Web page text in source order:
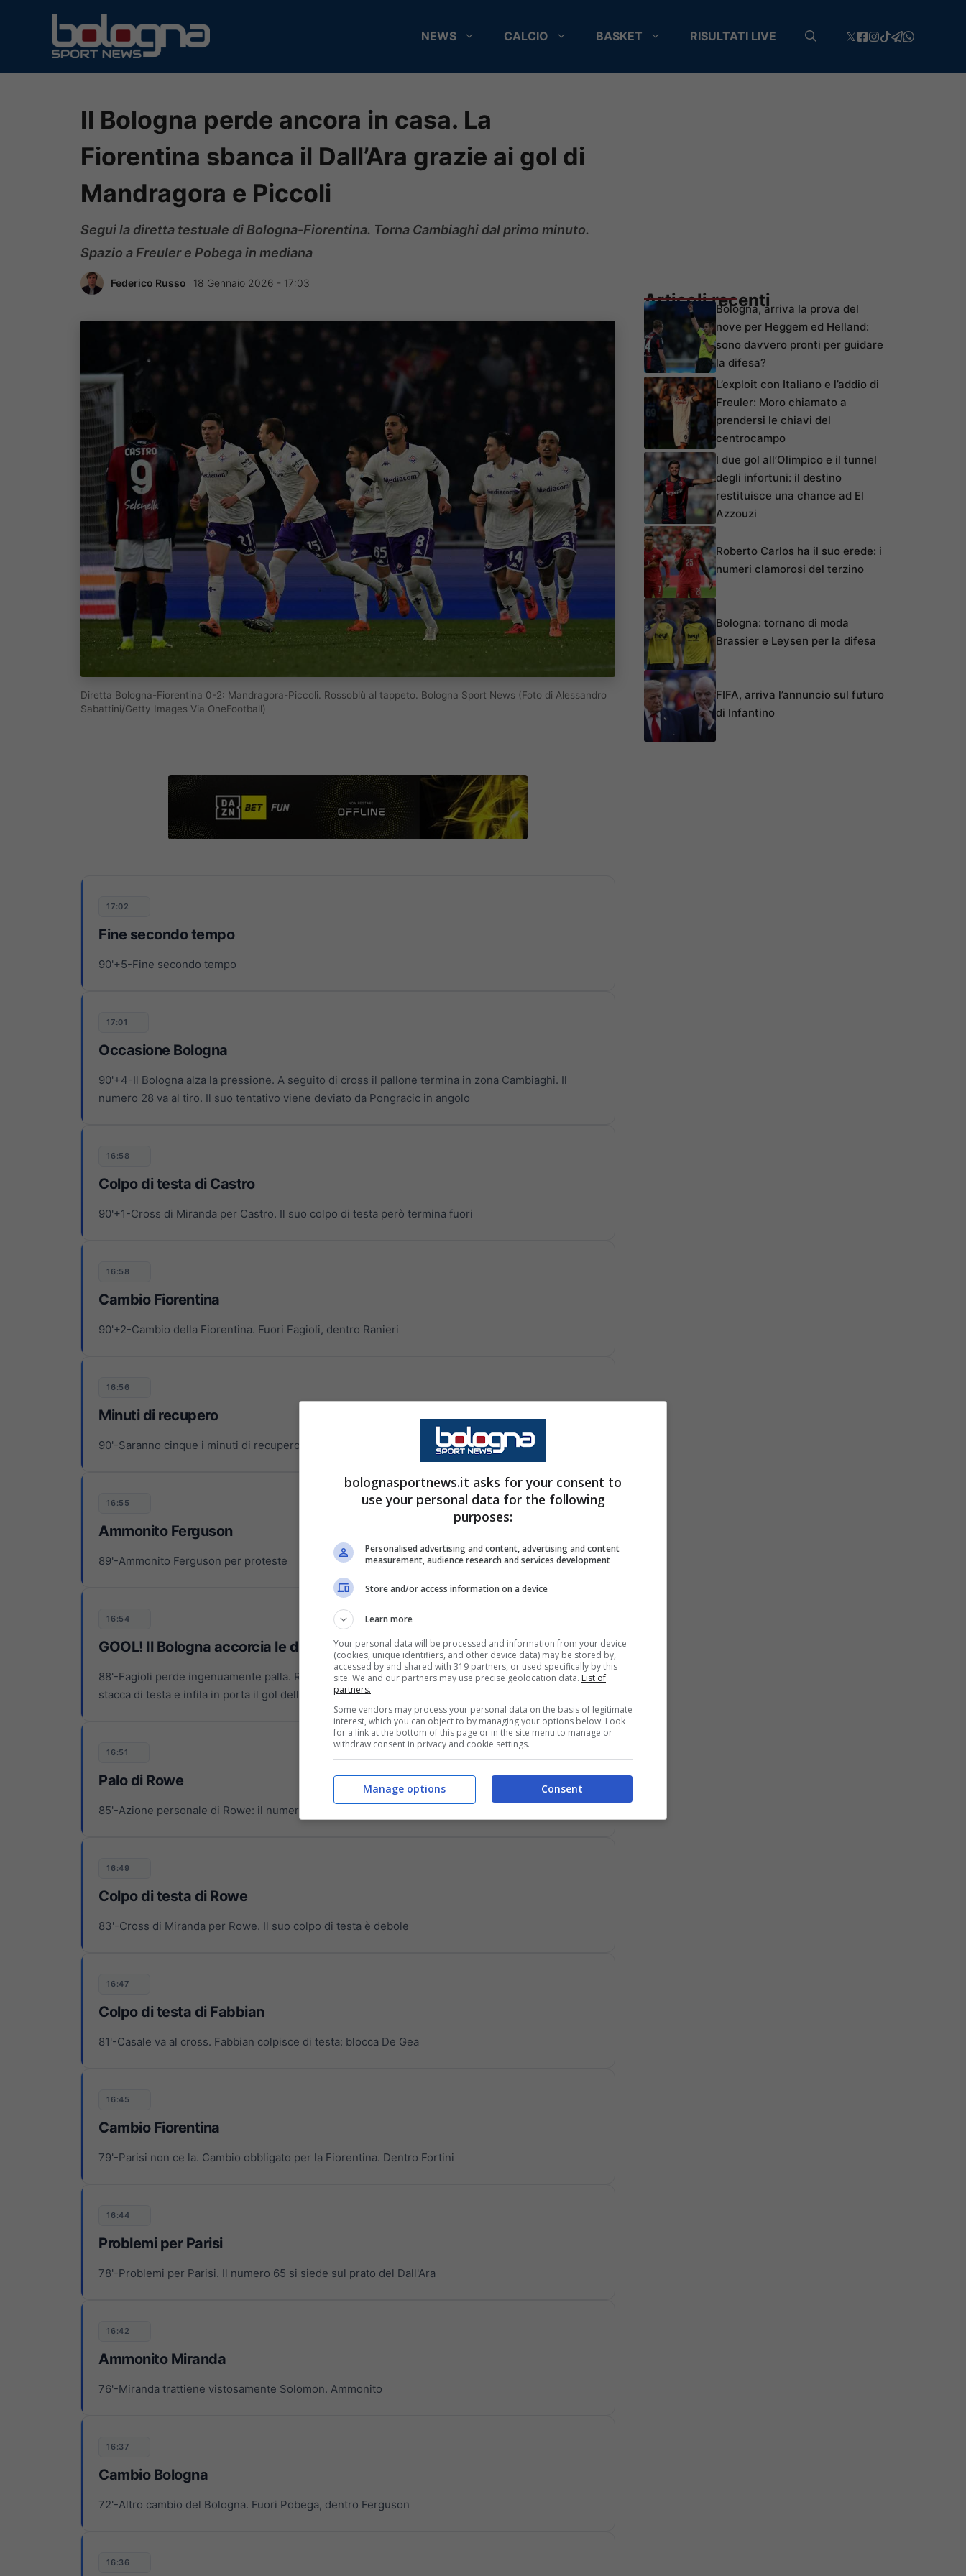
contenuto
NEWS CALCIO BASKET RISULTATI LIVE
Il Bologna perde ancora in casa. La
Fiorentina sbanca il Dall’Ara grazie ai gol di
Mandragora e Piccoli
Segui la diretta testuale di Bologna-Fiorentina. Torna Cambiaghi dal primo minuto.
Spazio a Freuler e Pobega in mediana
Federico Russo 18 Gennaio 2026 - 17:03
Diretta Bologna-Fiorentina 0-2: Mandragora-Piccoli. Rossoblù al tappeto. Bologna Sport News (Foto di Alessandro
Sabattini/Getty Images Via OneFootball)
17:02
Fine secondo tempo
90'+5-Fine secondo tempo
17:01
Occasione Bologna
90'+4-Il Bologna alza la pressione. A seguito di cross il pallone termina in zona Cambiaghi. Il
numero 28 va al tiro. Il suo tentativo viene deviato da Pongracic in angolo
16:58
Colpo di testa di Castro
90'+1-Cross di Miranda per Castro. Il suo colpo di testa però termina fuori
16:58
Cambio Fiorentina
90'+2-Cambio della Fiorentina. Fuori Fagioli, dentro Ranieri
16:56
Minuti di recupero
90'-Saranno cinque i minuti di recupero
16:55
Ammonito Ferguson
89'-Ammonito Ferguson per proteste
16:54
GOOL! Il Bologna accorcia le distanze
88'-Fagioli perde ingenuamente palla. Rowe gliela soffia e va al cross per Fabbian. Il numero 80
stacca di testa e infila in porta il gol dell'1-2
16:51
Palo di Rowe
85'-Azione personale di Rowe: il numero 11 si accentra e va al tiro di sinistro. Palo
16:49
Colpo di testa di Rowe
83'-Cross di Miranda per Rowe. Il suo colpo di testa è debole
16:47
Colpo di testa di Fabbian
81'-Casale va al cross. Fabbian colpisce di testa: blocca De Gea
16:45
Cambio Fiorentina
79'-Parisi non ce la. Cambio obbligato per la Fiorentina. Dentro Fortini
16:44
Problemi per Parisi
78'-Problemi per Parisi. Il numero 65 si siede sul prato del Dall'Ara
16:42
Ammonito Miranda
76'-Miranda trattiene vistosamente Solomon. Ammonito
16:37
Cambio Bologna
72'-Altro cambio del Bologna. Fuori Pobega, dentro Ferguson
16:36
Articoli recentiBologna, arriva la prova del
nove per Heggem ed Helland:
sono davvero pronti per guidare
la difesa?
L’exploit con Italiano e l’addio di
Freuler: Moro chiamato a
prendersi le chiavi del
centrocampo
I due gol all’Olimpico e il tunnel
degli infortuni: il destino
restituisce una chance ad El
Azzouzi
Roberto Carlos ha il suo erede: i
numeri clamorosi del terzino
Bologna: tornano di moda
Brassier e Leysen per la difesa
FIFA, arriva l’annuncio sul futuro
di Infantino
bolognasportnews.it asks for your consent to
use your personal data for the following
purposes:
Personalised advertising and content, advertising and content
measurement, audience research and services development
Store and/or access information on a device
Learn more
Your personal data will be processed and information from your device
(cookies, unique identifiers, and other device data) may be stored by,
accessed by and shared with 319 partners, or used specifically by this
site. We and our partners may use precise geolocation data. List of
partners.
Some vendors may process your personal data on the basis of legitimate
interest, which you can object to by managing your options below. Look
for a link at the bottom of this page or in the site menu to manage or
withdraw consent in privacy and cookie settings.
Consent
Manage options